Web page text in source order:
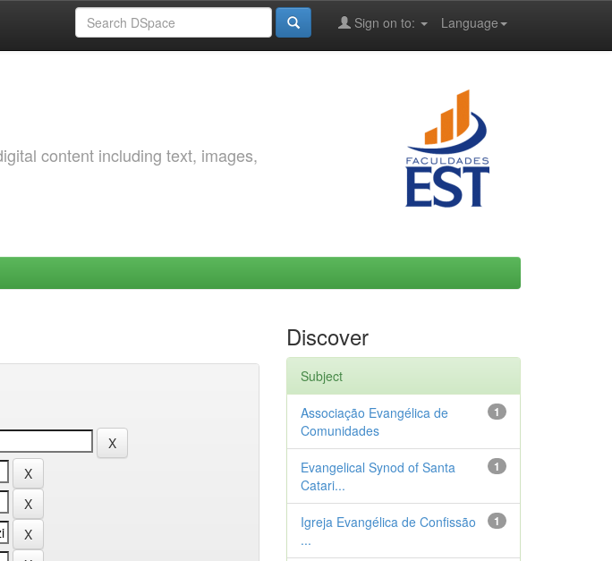
Language
Sign on to:
content including text, images,
Discover
Subject
1
Associação Evangélica de
Comunidades
1
Evangelical Synod of Santa
Catari...
1
Igreja Evangélica de Confissão
...